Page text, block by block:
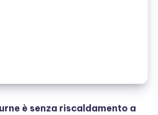
è senza riscaldamento a